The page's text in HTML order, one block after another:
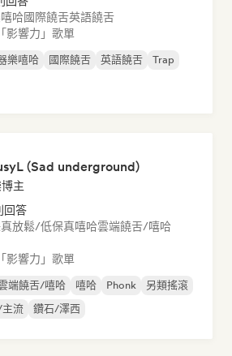
哈國際饒舌英語饒舌
影響力」歌單
樂嘻哈 國際饒舌 英語饒舌 Trap
(Sad underground)
主
回答
放鬆/低保真嘻哈雲端饒舌/嘻哈
影響力」歌單
端饒舌/嘻哈 嘻哈 Phonk
另類搖滾
流 鑽石/澤西